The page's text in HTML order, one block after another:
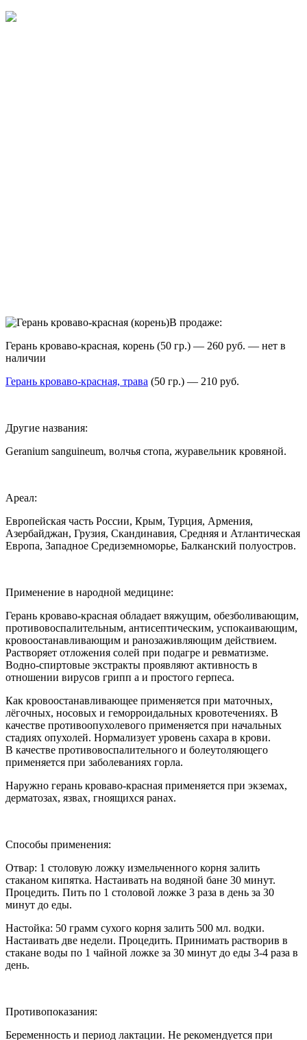
В продаже:
Герань кроваво-красная, корень (50 гр.) — 260 руб. — нет в
наличии
Герань кроваво-красная, трава (50 гр.) — 210 руб.
Другие названия:
Geranium sanguineum, волчья стопа, журавельник кровяной.
Ареал:
Европейская часть России, Крым, Турция, Армения,
Азербайджан, Грузия, Скандинавия, Средняя и Атлантическая
Европа, Западное Средиземноморье, Балканский полуостров.
Применение в народной медицине:
Герань кроваво-красная обладает вяжущим, обезболивающим,
противовоспалительным, антисептическим, успокаивающим,
кровоостанавливающим и ранозаживляющим действием.
Растворяет отложения солей при подагре и ревматизме.
Водно-спиртовые экстракты проявляют активность в
отношении вирусов грипп а и простого герпеса.
Как кровоостанавливающее применяется при маточных,
лёгочных, носовых и геморроидальных кровотечениях. В
качестве противоопухолевого применяется при начальных
стадиях опухолей. Нормализует уровень сахара в крови.
В качестве противовоспалительного и болеутоляющего
применяется при заболеваниях горла.
Наружно герань кроваво-красная применяется при экземах,
дерматозах, язвах, гноящихся ранах.
Способы применения:
Отвар: 1 столовую ложку измельченного корня залить
стаканом кипятка. Настаивать на водяной бане 30 минут.
Процедить. Пить по 1 столовой ложке 3 раза в день за 30
минут до еды.
Настойка: 50 грамм сухого корня залить 500 мл. водки.
Настаивать две недели. Процедить. Принимать растворив в
стакане воды по 1 чайной ложке за 30 минут до еды 3-4 раза в
день.
Противопоказания:
Беременность и период лактации. Не рекомендуется при